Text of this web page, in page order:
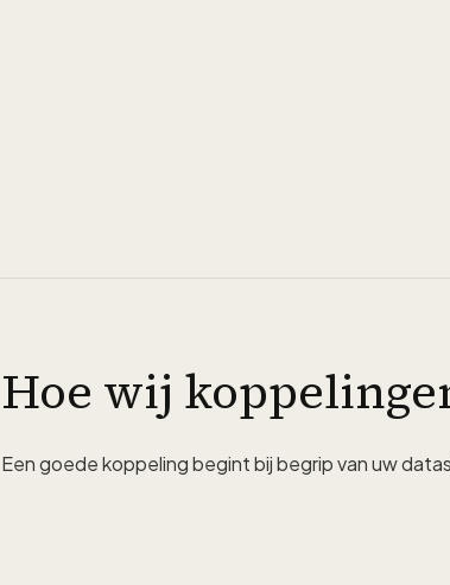
Hoe wij
Een goede koppeling begint bij begrip van uw